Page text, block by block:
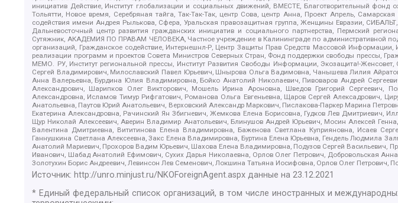
инициатив Действие, Институт глобализации и социальных движений, ВМЕСТЕ, Благотворительный
Тольятти, Новое время, Серебряная тайга, Так-Так-Так, центр Сова, центр Анна, Проект Апрель,
содействия имени Андрея Рылькова, Сфера, Уральская правозащитная группа, Женщины Евразии,
Дальневосточный центр развития гражданских инициатив и социального партнерства, Пермский
Сутяжник, АКАДЕМИЯ ПО ПРАВАМ ЧЕЛОВЕКА, Частное учреждение в Калининграде по административной
организаций, Гражданское содействие, Интернешнл-Р, Центр Защиты Прав Средств Массовой
реализации программ и проектов Совета Министров Северных Стран, Фонд поддержки свободы прессы,
МЕМО. РУ, Институт региональной прессы, Институт Развития Свободы Информации, Экозащита!-
Сергей Владимирович, Милославский Павел Юрьевич, Шнырова Ольга Вадимовна, Чанышева Лилия
Анна Валерьевна, Бурдина Юлия Владимировна, Бойко Анатолий Николаевич, Пивоваров Андрей
Александрович, Шарипков Олег Викторович, Мошель Ирина Ароновна, Шведов Григорий Сергеевич,
Александровна, Исламов Тимур Рифгатович, Романова Ольга Евгеньевна, Щаров Сергей Алексадрович,
Анатольевна, Паутов Юрий Анатольевич, Верховский Александр Маркович, Пислакова-Паркер Марина
Екатерина Александровна, Рачинский Ян Збигневич, Жемкова Елена Борисовна, Гудков Лев Дмитриевич,
Щур Николай Алексеевич, Аверин Владимир Анатольевич, Блинушов Андрей Юрьевич, Мосин Алексей
Валентина Дмитриевна, Вититинова Елена Владимировна, Баженова Светлана Куприяновна, Исаев
Ганнушкина Светлана Алексеевна, Закс Елена Владимировна, Буртина Елена Юрьевна, Гендель Людмила
Анатолий Мариевич, Прохоров Вадим Юрьевич, Шахова Елена Владимировна, Подузов Сергей Васильевич,
Иванович, Шабад Анатолий Ефимович, Сухих Дарья Николаевна, Орлов Олег Петрович, Добровольская
Золотухин Борис Андреевич, Левинсон Лев Семенович, Локшина Татьяна Иосифовна, Орлов Олег Петрович,
Источник: http://unro.minjust.ru/NKOForeignAgent.aspx данные на23.12.2021
* Единый федеральный список организаций, в том числе иностранных и